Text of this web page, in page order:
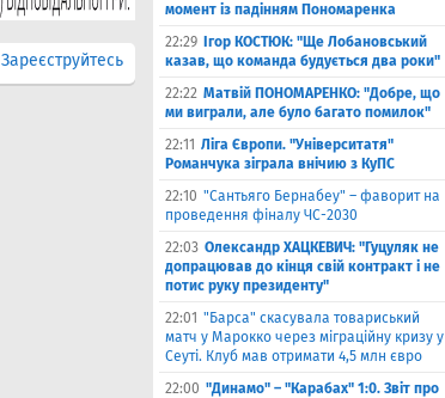
Зареєструйтесь
момент із падінням Пономаренка
22:29
Ігор КОСТЮК: "Ще Лобановський
казав, що команда будується два роки"
22:22 Матвій ПОНОМАРЕНКО: "Добре, що
ми виграли, але було багато помилок"
22:11 Ліга Європи. "Університатя"
Романчука зіграла внічию з КуПС
22:10 "Сантьяго Бернабеу" – фаворит на
проведення фіналу ЧС-2030
22:03 Олександр ХАЦКЕВИЧ: "Гуцуляк не
допрацював до кінця свій контракт і не
потис руку президенту"
22:01 "Барса" скасувала товариський
матч у Марокко через міграційну кризу у
Сеуті. Клуб мав отримати 4,5 млн євро
22:00 "Динамо" – "Карабах" 1:0. Звіт про